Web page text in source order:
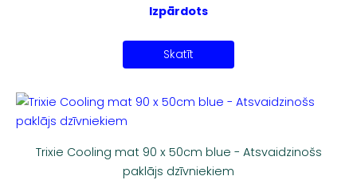
Izpārdots
Skatīt
Trixie Cooling mat 90 x 50cm blue - Atsvaidzinošs
paklājs dzīvniekiem